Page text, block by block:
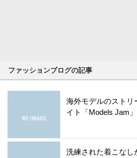
ファッションブログの記事
海外モデルのストリ
イト「Models Jam」
洗練された着こなし